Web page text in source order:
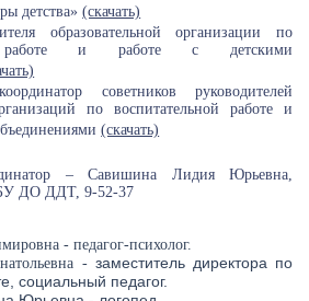
детства»(скачать)
образовательной организации по
работе и работе с детскими
советников руководителей
по воспитательной работе и
(скачать)
– Савишина Лидия Юрьевна,
ДО ДДТ, 9-52-37
- педагог-психолог.
- заместитель директора по
социальный педагог.